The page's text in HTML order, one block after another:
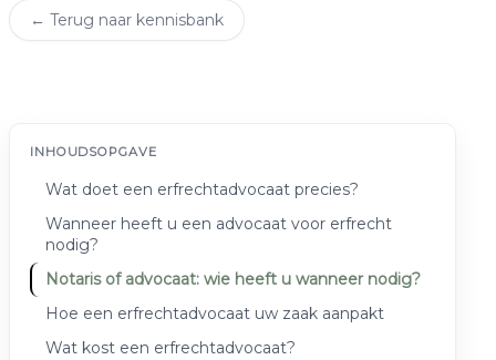
← Terug naar kennisbank
INHOUDSOPGAVE
Wat doet een erfrechtadvocaat precies?
Wanneer heeft u een advocaat voor erfrecht
nodig?
Notaris of advocaat: wie heeft u wanneer nodig?
Hoe een erfrechtadvocaat uw zaak aanpakt
Wat kost een erfrechtadvocaat?